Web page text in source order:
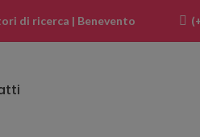
di ricerca | Benevento